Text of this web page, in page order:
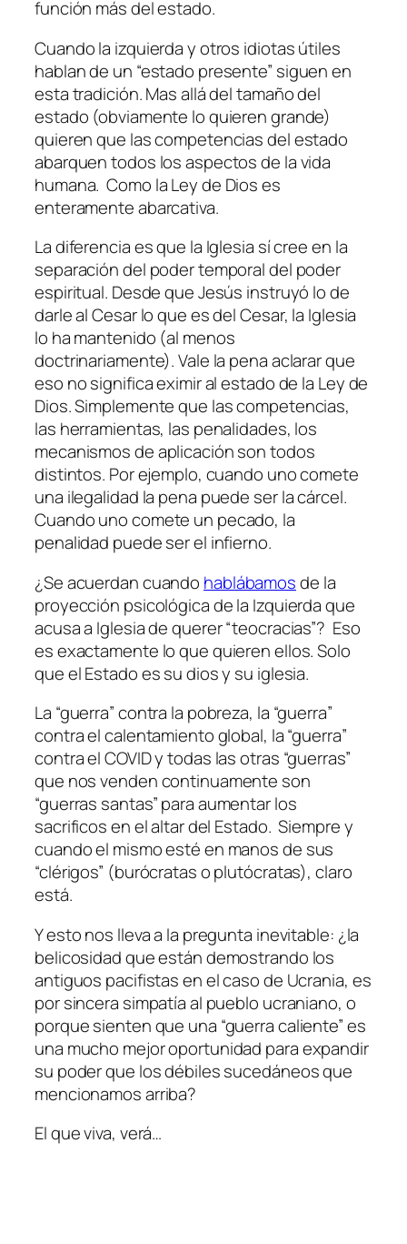
función más del estado.
Cuando la izquierda y otros idiotas útiles
hablan de un “estado presente” siguen en
esta tradición. Mas allá del tamaño del
estado (obviamente lo quieren grande)
quieren que las competencias del estado
abarquen todos los aspectos de la vida
humana. Como la Ley de Dios es
enteramente abarcativa.
La diferencia es que la Iglesia sí cree en la
separación del poder temporal del poder
espiritual. Desde que Jesús instruyó lo de
darle al Cesar lo que es del Cesar, la Iglesia
lo ha mantenido (al menos
doctrinariamente). Vale la pena aclarar que
eso no significa eximir al estado de la Ley de
Dios. Simplemente que las competencias,
las herramientas, las penalidades, los
mecanismos de aplicación son todos
distintos. Por ejemplo, cuando uno comete
una ilegalidad la pena puede ser la cárcel.
Cuando uno comete un pecado, la
penalidad puede ser el infierno.
¿Se acuerdan cuando hablábamosde la
proyección psicológica de la Izquierda que
acusa a Iglesia de querer “teocracias”? Eso
es exactamente lo que quieren ellos. Solo
que el Estado es su dios y su iglesia.
La “guerra” contra la pobreza, la “guerra”
contra el calentamiento global, la “guerra”
contra el COVID y todas las otras “guerras”
que nos venden continuamente son
“guerras santas” para aumentar los
sacrificos en el altar del Estado. Siempre y
cuando el mismo esté en manos de sus
“clérigos” (burócratas o plutócratas), claro
está.
Y esto nos lleva a la pregunta inevitable: ¿la
belicosidad que están demostrando los
antiguos pacifistas en el caso de Ucrania, es
por sincera simpatía al pueblo ucraniano, o
porque sienten que una “guerra caliente” es
una mucho mejor oportunidad para expandir
su poder que los débiles sucedáneos que
mencionamos arriba?
El que viva, verá…